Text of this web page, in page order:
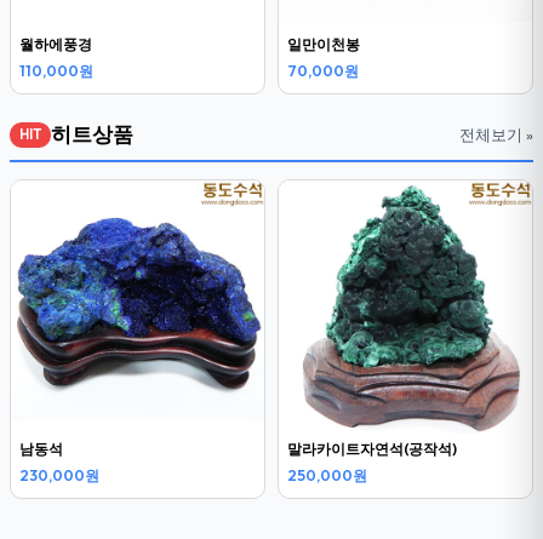
월하에풍경
110,000원
일만이천봉
70,000원
HIT 히트상품 전체보기 »
남동석
230,000원
말라카이트자연석(공작석)
250,000원